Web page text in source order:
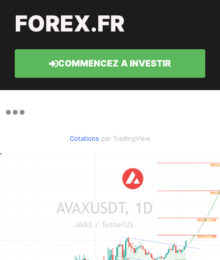
FOREX.FR
COMMENCEZ A INVESTIR
Cotations par TradingView